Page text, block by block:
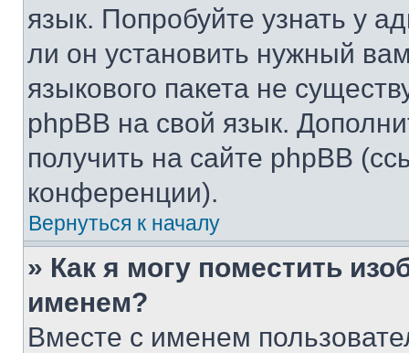
язык. Попробуйте узнать у
ли он установить нужный
языкового пакета не
phpBB на свой язык.
получить на сайте phpBB
конференции).
Вернуться к началу
» Как я могу поместить
именем?
Вместе с именем